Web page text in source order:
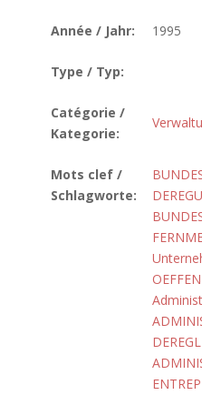
Année / Jahr: 1995
Type / Typ:
Catégorie /
Kategorie:
Mots clef /
Schlagworte: